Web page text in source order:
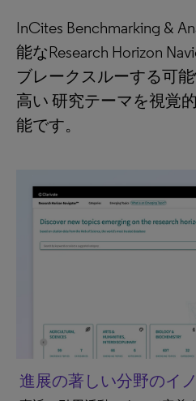
InCites Benchmarking &
能なResearch Horizon
ブレークスルーする可
高い 研究テーマを視覚
能です。
進展の著しい分野のイ